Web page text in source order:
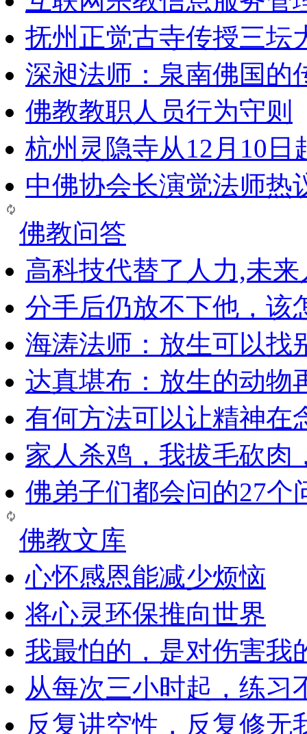
抚州正觉古寺传授三坛
深昶法师：泉南佛国的
佛教教职人员行为守则
杭州灵隐寺从12月10日
中佛协会长演觉法师热
佛教问答
高科技代替了人力,未
分手后仍放不下他，该
海涛法师：放生可以找
达真堪布：放生的动物
有何方法可以让精神在
家人杀鸡，我拔毛砍肉
佛弟子们都会问的27个
佛教文库
心怀感恩能减少烦恼
将心灵环保推向世界
我最怕的，是对伤害我
从每次三小时起，练习
反复讲空性，反复修无